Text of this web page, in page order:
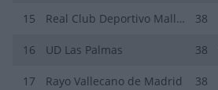
15 Real Club Deportivo Mallorca 38
16 UD Las Palmas 38
17 Rayo Vallecano de Madrid 38